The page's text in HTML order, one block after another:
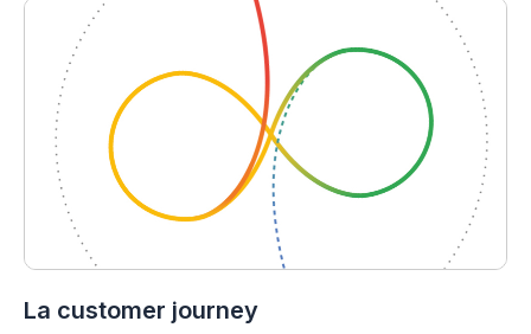
La customer journey